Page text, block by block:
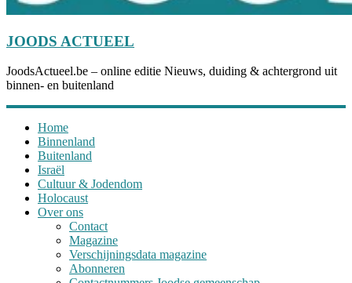
JOODS ACTUEEL
JoodsActueel.be – online editie Nieuws, duiding & achtergrond uit
binnen- en buitenland
Home
Binnenland
Buitenland
Israël
Cultuur & Jodendom
Holocaust
Over ons
Contact
Magazine
Verschijningsdata magazine
Abonneren